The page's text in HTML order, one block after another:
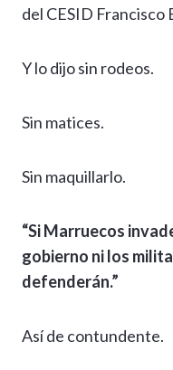
del CESID Francisco
Y lo dijo sin rodeos.
Sin matices.
Sin maquillarlo.
“Si Marruecos
gobierno ni los
defenderán.”
Así de contundente.